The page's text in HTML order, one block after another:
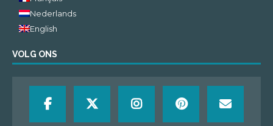
Nederlands
English
VOLG ONS